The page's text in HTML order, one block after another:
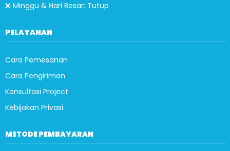
❌ Minggu & Hari Besar: Tutup
PELAYANAN
Cara Pemesanan
Cara Pengiriman
Konsultasi Project
Kebijakan Privasi
METODE PEMBAYARAN